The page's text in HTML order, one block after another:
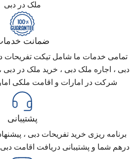
ملک در دبی
ضمانت
تمامی خدمات ما شامل تیکت تفریحات
دبی ، اجاره ملک دبی ، خرید ملک در دبی
شرکت در امارات و اقامت ملکی
پشتیبانی
برنامه ریزی خرید تفریحات دبی ،
درهم شما و پشتیبانی دریافت اقامت